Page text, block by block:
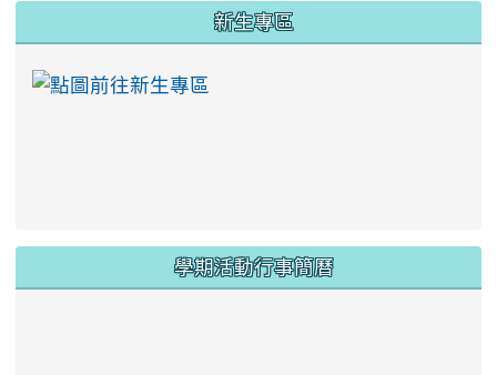
新生專區
學期活動行事簡曆